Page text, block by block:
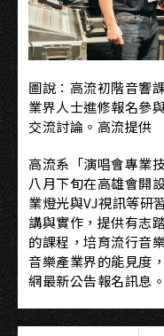
圖說：高流初階音響
業界人士進修報名參
交流討論。高流提供
高流系「演唱會專業
八月下旬在高雄會開
業燈光與VJ視訊等研
講與實作，提供有志
的課程，培育流行音
音樂產業界的能見度
網最新公告報名訊息。